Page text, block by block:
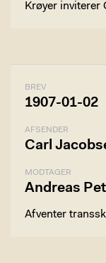
Krøyer inviterer
BREV
1907-01-02
AFSENDER
Carl
MODTAGER
Andreas
Afventer